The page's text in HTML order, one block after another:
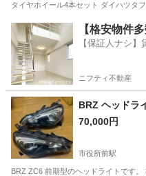
タイヤホイール4本セット ダイハツタ
長野 塩尻市 広丘駅 タイ
【格安物件
【保証人ナシ】
ニフティ不動産
BRZ ヘッド
70,000円
市役所前駅
BRZ ZC6 前期型のヘッドライトです